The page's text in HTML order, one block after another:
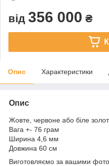
від 356 000 ₴
Опис Характеристики
Опис
Жовте, червоне або біле
Вага +- 76 грам
Ширина 4,6 мм
Довжина 60 см
Виготовляємо за вашими фото